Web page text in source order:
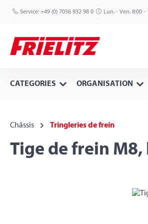
to main content
Skip to search
Skip to main navigation
Service: +49 (0) 7056 932 98 0 Lun. - Ven. 8:00 -
CATEGORIES ORGANISATION
Châssis Tringleries de frein
Tige de frein